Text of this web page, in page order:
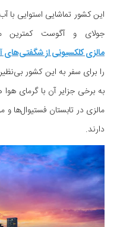
این کشور تماشایی استوایی با
جولای و آگوست کمترین
مالزی کلکسیونی از شگفتی‌های
را برای سفر به این کشور
به برخی جزایر آن با گرمای
مالزی در تابستان فستیوال‌ها و
دارند.